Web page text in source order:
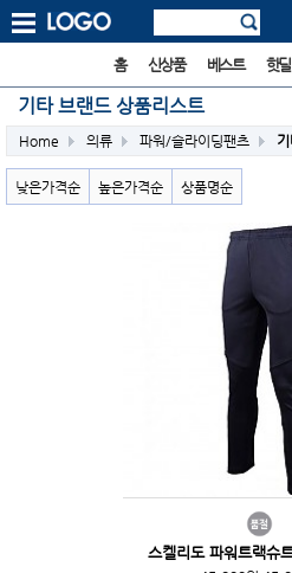
홈 신상품 베스트 핫딜
기타 브랜드 상품리스트
Home 의류 파워/슬라이딩팬츠
낮은가격순 높은가격순 상품명순
스켈리도 파워트랙슈